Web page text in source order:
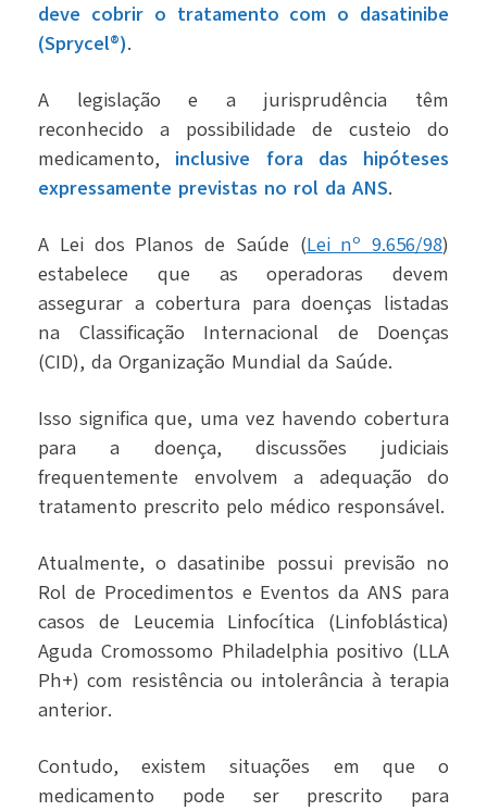
deve cobrir o tratamento com o dasatinibe
(Sprycel®).
A legislação e a jurisprudência têm
reconhecido a possibilidade de custeio do
medicamento, inclusive fora das hipóteses
expressamente previstas no rol da ANS.
A Lei dos Planos de Saúde (Lei nº 9.656/98)
estabelece que as operadoras devem
assegurar a cobertura para doenças listadas
na Classificação Internacional de Doenças
(CID), da Organização Mundial da Saúde.
Isso significa que, uma vez havendo cobertura
para a doença, discussões judiciais
frequentemente envolvem a adequação do
tratamento prescrito pelo médico responsável.
Atualmente, o dasatinibe possui previsão no
Rol de Procedimentos e Eventos da ANS para
casos de Leucemia Linfocítica (Linfoblástica)
Aguda Cromossomo Philadelphia positivo (LLA
Ph+) com resistência ou intolerância à terapia
anterior.
Contudo, existem situações em que o
medicamento pode ser prescrito para